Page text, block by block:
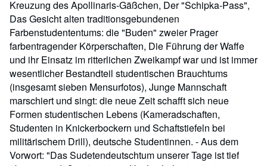
Kreuzung des Apollinaris-Gäßchen, Der "Schipka-Pass",
Das Gesicht alten traditionsgebundenen
Farbenstudententums: die "Buden" zweier Prager
farbentragender Körperschaften, Die Führung der Waffe
und ihr Einsatz im ritterlichen Zweikampf war und ist immer
wesentlicher Bestandteil studentischen Brauchtums
(insgesamt sieben Mensurfotos), Junge Mannschaft
marschiert und singt: die neue Zeit schafft sich neue
Formen studentischen Lebens (Kameradschaften,
Studenten in Knickerbockern und Schaftstiefeln bei
militärischem Drill), deutsche Studentinnen. - Aus dem
Vorwort: "Das Sudetendeutschtum unserer Tage ist tief